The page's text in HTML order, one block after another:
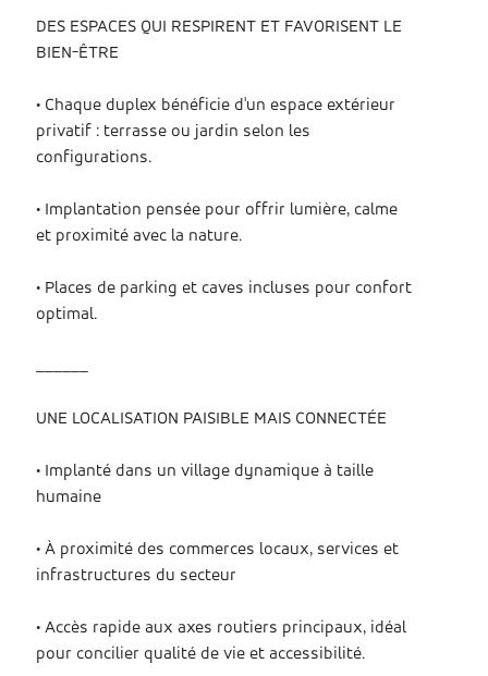
DES ESPACES QUI RESPIRENT ET FAVORISENT LE
BIEN-ÊTRE
• Chaque duplex bénéficie d'un espace extérieur
privatif : terrasse ou jardin selon les
configurations.
• Implantation pensée pour offrir lumière, calme
et proximité avec la nature.
• Places de parking et caves incluses pour confort
optimal.
UNE LOCALISATION PAISIBLE MAIS CONNECTÉE
• Implanté dans un village dynamique à taille
humaine
• À proximité des commerces locaux, services et
infrastructures du secteur
• Accès rapide aux axes routiers principaux, idéal
pour concilier qualité de vie et accessibilité.